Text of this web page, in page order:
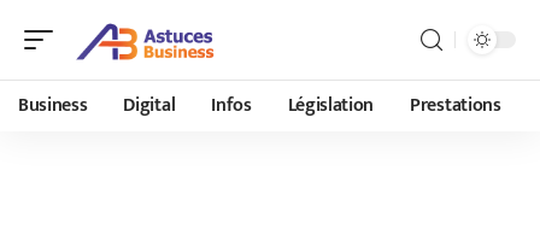
Business Digital Infos Législation Prestations